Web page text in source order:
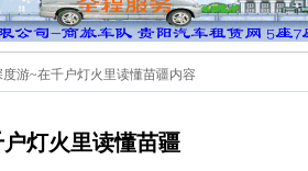
游~在千户灯火里读懂苗疆内容
灯火里读懂苗疆